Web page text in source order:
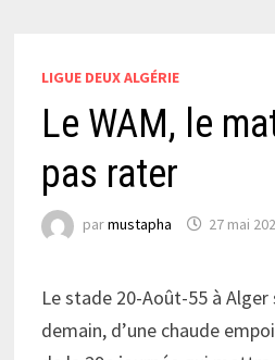
LIGUE DEUX ALGÉRIE
Le WAM, le
pas rater
parmustapha 27 mai
Le stade 20-Août-55 à
demain, d’une chaude